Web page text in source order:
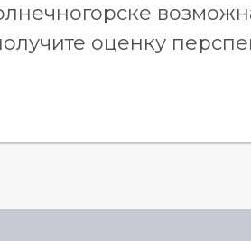
оценку